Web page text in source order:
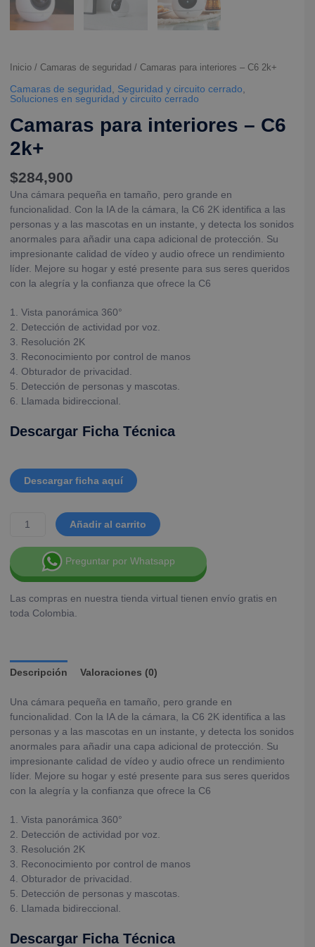
Inicio / Camaras de seguridad / Camaras para interiores – C6 2k+
Camaras de seguridad Seguridad y circuito cerrado
Soluciones en seguridad y circuito cerrado
Camaras para interiores – C6
2k+
$284,900
Una cámara pequeña en tamaño, pero grande en
funcionalidad. Con la IA de la cámara, la C6 2K identifica a las
personas y a las mascotas en un instante, y detecta los sonidos
anormales para añadir una capa adicional de protección. Su
impresionante calidad de vídeo y audio ofrece un rendimiento
líder. Mejore su hogar y esté presente para sus seres queridos
con la alegría y la confianza que ofrece la C6
1. Vista panorámica 360°
2. Detección de actividad por voz.
3. Resolución 2K
3. Reconocimiento por control de manos
4. Obturador de privacidad.
5. Detección de personas y mascotas.
6. Llamada bidireccional.
Descargar Ficha Técnica
Descargar ficha aquí
Añadir al carrito
Preguntar por Whatsapp
Las compras en nuestra tienda virtual tienen envío gratis en
toda Colombia.
Descripción Valoraciones (0)
Una cámara pequeña en tamaño, pero grande en
funcionalidad. Con la IA de la cámara, la C6 2K identifica a las
personas y a las mascotas en un instante, y detecta los sonidos
anormales para añadir una capa adicional de protección. Su
impresionante calidad de vídeo y audio ofrece un rendimiento
líder. Mejore su hogar y esté presente para sus seres queridos
con la alegría y la confianza que ofrece la C6
1. Vista panorámica 360°
2. Detección de actividad por voz.
3. Resolución 2K
3. Reconocimiento por control de manos
4. Obturador de privacidad.
5. Detección de personas y mascotas.
6. Llamada bidireccional.
Descargar Ficha Técnica